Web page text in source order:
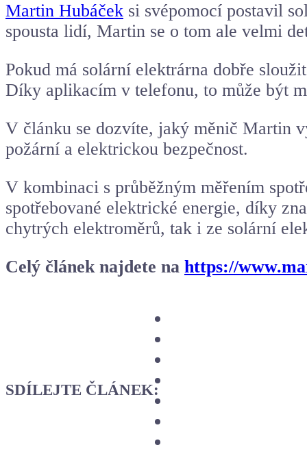
Martin Hubáček si svépomocí postavil
spousta lidí, Martin se o tom ale velmi
Pokud má solární elektrárna dobře
Díky aplikacím v telefonu, to může být
V článku se dozvíte, jaký měnič Martin
požární a elektrickou bezpečnost.
V kombinaci s průběžným měřením
spotřebované elektrické energie, díky
chytrých elektroměrů, tak i ze solární
Celý článek najdete na https://
SDÍLEJTE ČLÁNEK: